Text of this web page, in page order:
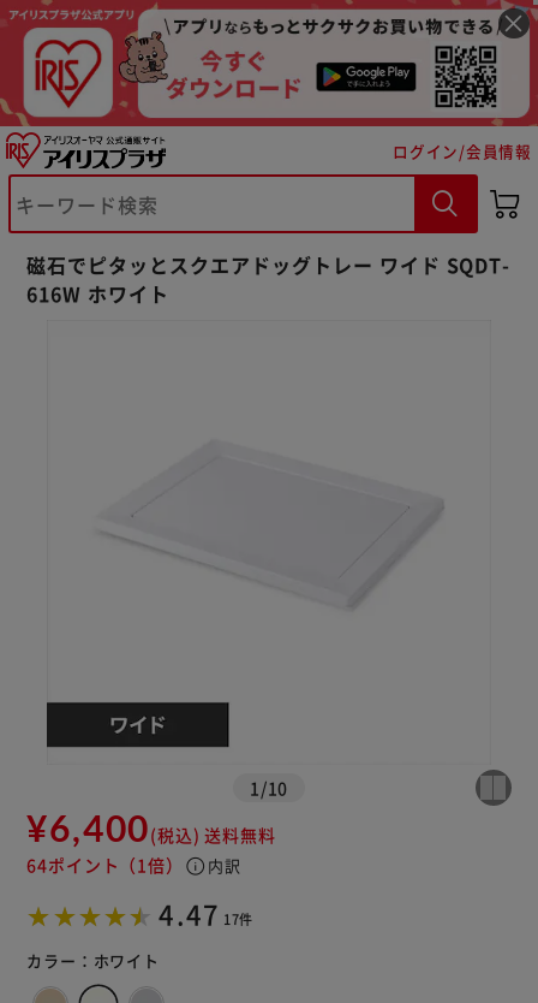
ログイン/会員情報
磁石でピタッとスクエアドッグトレー ワイド SQDT-
616W ホワイト
1 /10
¥6,400(税込) 送料無料
64ポイント （1倍） info 内訳
4.47 17件
カラー： ホワイト
※ご確認ください
購入手続きへ